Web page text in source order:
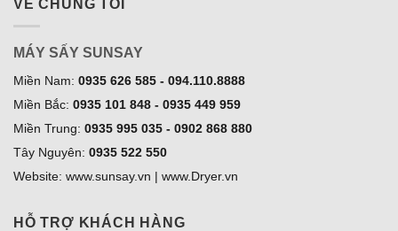
VỀ CHÚNG TÔI
MÁY SẤY SUNSAY
Miền Nam: 0935 626 585 - 094.110.8888
Miền Bắc: 0935 101 848 - 0935 449 959
Miền Trung: 0935 995 035 - 0902 868 880
Tây Nguyên: 0935 522 550
Website: www.sunsay.vn | www.Dryer.vn
HỖ TRỢ KHÁCH HÀNG